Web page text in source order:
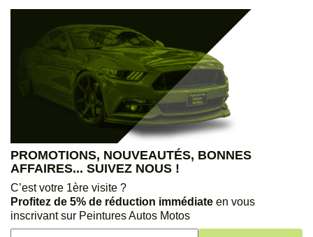
PROMOTIONS, NOUVEAUTÉS, BONNES
AFFAIRES... SUIVEZ NOUS !
C’est votre 1ère visite ?
Profitez de 5% de réduction immédiate en vous
inscrivant sur Peintures Autos Motos